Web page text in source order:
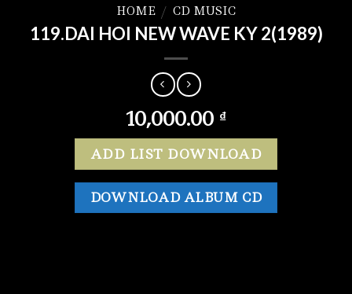
HOME / CD MUSIC
119.DAI HOI NEW WAVE KY 2(1989)
10,000.00 ₫
ADD LIST DOWNLOAD
DOWNLOAD ALBUM CD